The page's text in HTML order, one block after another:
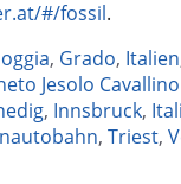
#/fossil.
, Grado, Italien
Jesolo Cavallino
, Innsbruck,
, Triest,